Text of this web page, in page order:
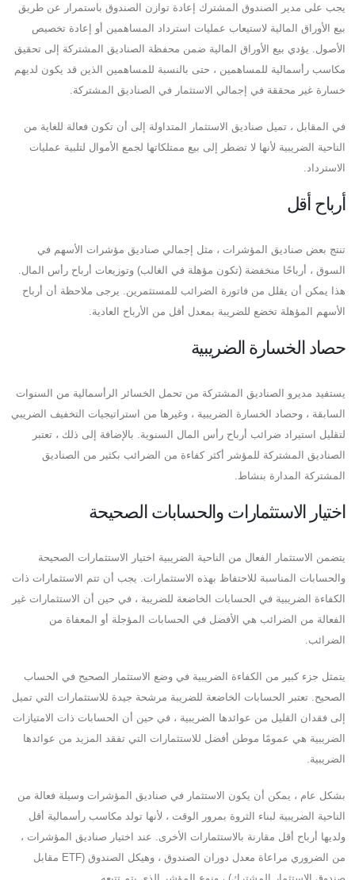
يجب على مدير الصندوق المشترك إعادة توازن الصندوق باستمرار عن طريق
بيع الأوراق المالية لاستيعاب عمليات استرداد المساهمين أو إعادة تخصيص
الأصول. يؤدي بيع الأوراق المالية ضمن محفظة الصناديق المشتركة إلى تحقيق
مكاسب رأسمالية للمساهمين ، حتى بالنسبة للمساهمين الذين قد يكون لديهم
خسارة غير محققة في إجمالي الاستثمار في الصناديق المشتركة.
في المقابل ، تميل صناديق الاستثمار المتداولة إلى أن تكون فعالة للغاية من
الناحية الضريبية لأنها لا تضطر إلى بيع ممتلكاتها لجمع الأموال لتلبية عمليات
الاسترداد.
أرباح أقل
تنتج بعض صناديق المؤشرات ، مثل إجمالي صناديق مؤشرات الأسهم في
السوق ، أرباحًا منخفضة (تكون مؤهلة في الغالب) وتوزيعات أرباح رأس المال.
هذا يمكن أن يقلل من فاتورة الضرائب للمستثمرين. يرجى ملاحظة أن أرباح
الأسهم المؤهلة تخضع للضريبة بمعدل أقل من الأرباح العادية.
حصاد الخسارة الضريبية
يستفيد مديرو الصناديق المشتركة من تحمل الخسائر الرأسمالية من السنوات
السابقة ، وحصاد الخسارة الضريبية ، وغيرها من استراتيجيات التخفيف الضريبي
لتقليل استيراد ضرائب أرباح رأس المال السنوية. بالإضافة إلى ذلك ، تعتبر
الصناديق المشتركة للمؤشر أكثر كفاءة من الضرائب بكثير من الصناديق
المشتركة المدارة بنشاط.
اختيار الاستثمارات والحسابات الصحيحة
يتضمن الاستثمار الفعال من الناحية الضريبية اختيار الاستثمارات الصحيحة
والحسابات المناسبة للاحتفاظ بهذه الاستثمارات. يجب أن تتم الاستثمارات ذات
الكفاءة الضريبية في الحسابات الخاضعة للضريبة ، في حين أن الاستثمارات غير
الفعالة من الضرائب هي الأفضل في الحسابات المؤجلة أو المعفاة من
الضرائب.
يتمثل جزء كبير من الكفاءة الضريبية في وضع الاستثمار الصحيح في الحساب
الصحيح. تعتبر الحسابات الخاضعة للضريبة مرشحة جيدة للاستثمارات التي تميل
إلى فقدان القليل من عوائدها الضريبية ، في حين أن الحسابات ذات الامتيازات
الضريبية هي عمومًا موطن أفضل للاستثمارات التي تفقد المزيد من عوائدها
الضريبية.
بشكل عام ، يمكن أن يكون الاستثمار في صناديق المؤشرات وسيلة فعالة من
الناحية الضريبية لبناء الثروة بمرور الوقت ، لأنها تولد مكاسب رأسمالية أقل
ولديها أرباح أقل مقارنة بالاستثمارات الأخرى. عند اختيار صناديق المؤشرات ،
من الضروري مراعاة معدل دوران الصندوق ، وهيكل الصندوق (ETF مقابل